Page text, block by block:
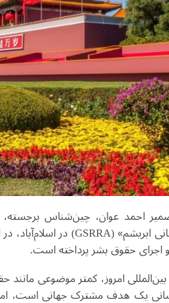
احمد عوان، چین‌شناس برجسته،
ابریشم»(GSRRA)در اسلام‌آباد،
اجرای حقوق بشر پرداخته است.
امروز، کمتر موضوعی مانند
یک هدف مشترک جهانی است،